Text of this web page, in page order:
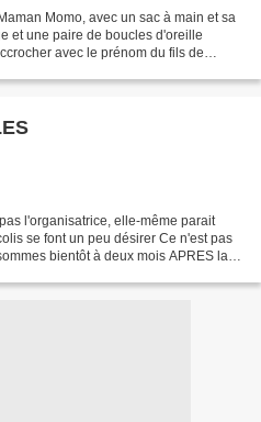
Momo, avec un sac à main et sa
et une paire de boucles d'oreille
avec le prénom du fils de
l'organisatrice, elle-même parait
se font un peu désirer Ce n'est pas
bientôt à deux mois APRES la